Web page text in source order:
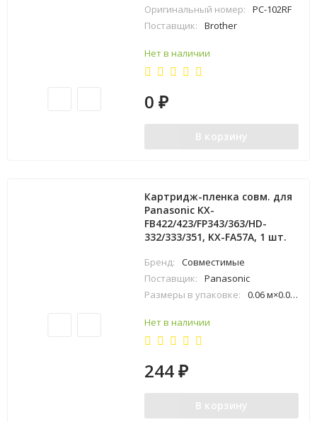
Оригинальный номер:
PC-102RF
Поставщик:
Brother
Нет в наличии
0₽
В корзину
Картридж-пленка совм. для
Panasonic KX-
FB422/423/FP343/363/HD-
332/333/351, KX-FA57A, 1 шт.
Бренд:
Совместимые
Поставщик:
Panasonic
Размеры в упаковке:
0.06 м×0.09 м×0.28 м
Нет в наличии
244₽
В корзину